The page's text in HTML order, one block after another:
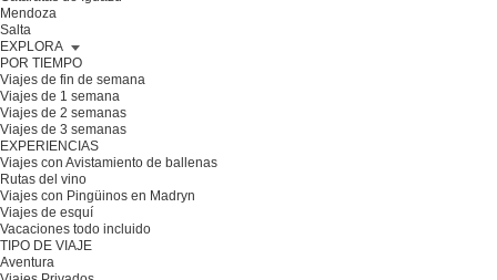
Mendoza
Salta
EXPLORA
POR TIEMPO
Viajes de fin de semana
Viajes de 1 semana
Viajes de 2 semanas
Viajes de 3 semanas
EXPERIENCIAS
Viajes con Avistamiento de ballenas
Rutas del vino
Viajes con Pingüinos en Madryn
Viajes de esquí
Vacaciones todo incluido
TIPO DE VIAJE
Aventura